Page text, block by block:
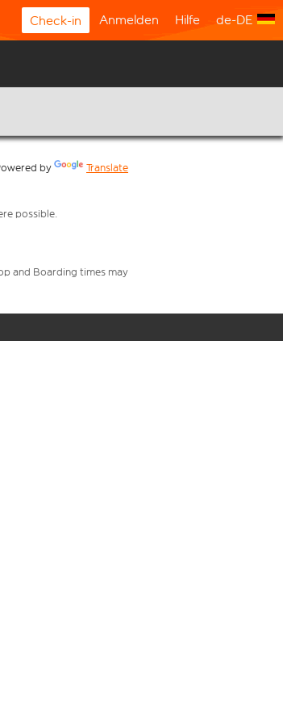
Check-in Anmelden Hilfe de-DE
by Translate
possible.
and Boarding times may